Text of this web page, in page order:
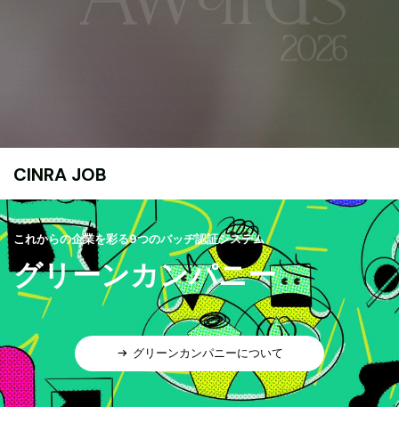
CINRA JOB
これからの企業を彩る9つのバッヂ認証システム
グリーンカンパニー
グリーンカンパニーについて